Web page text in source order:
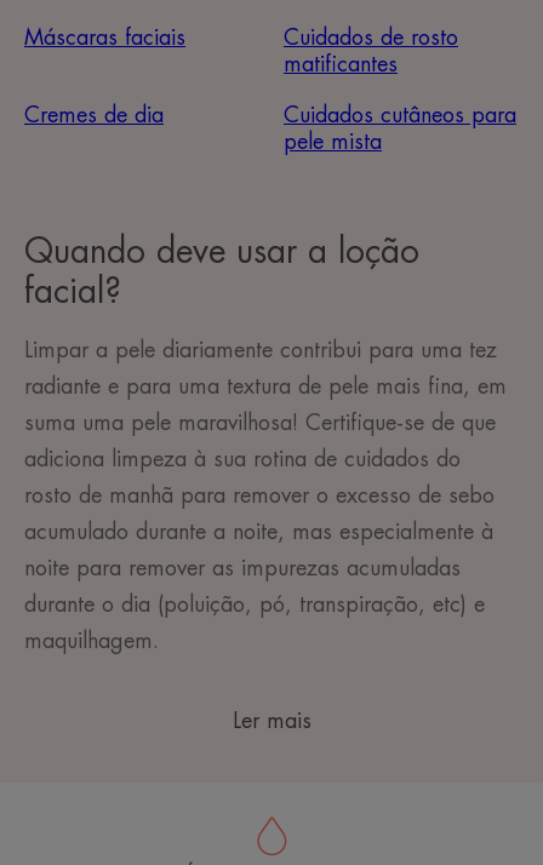
Máscaras faciais
Cuidados de rosto
matificantes
Cremes de dia
Cuidados cutâneos para
pele mista
Quando deve usar a loção
facial?
Limpar a pele diariamente contribui para uma tez
radiante e para uma textura de pele mais fina, em
suma uma pele maravilhosa! Certifique-se de que
adiciona limpeza à sua rotina de cuidados do
rosto de manhã para remover o excesso de sebo
acumulado durante a noite, mas especialmente à
noite para remover as impurezas acumuladas
durante o dia (poluição, pó, transpiração, etc) e
maquilhagem.
Ler mais